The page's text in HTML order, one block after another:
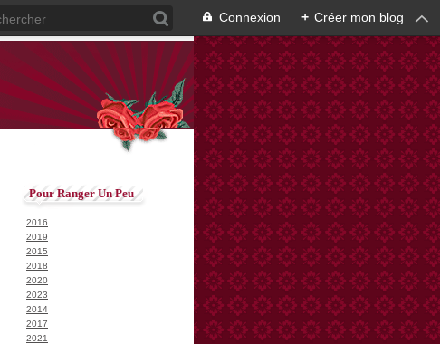
Connexion + Créer mon blog
Pour Ranger Un Peu
2016
2019
2015
2018
2020
2023
2014
2017
2021